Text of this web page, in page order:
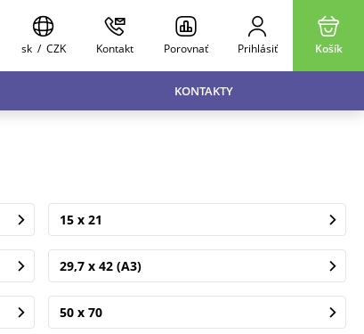
sk / CZK Kontakt Porovnať Prihlásiť Košík
KONTAKTY
15 x 21
29,7 x 42 (A3)
50 x 70